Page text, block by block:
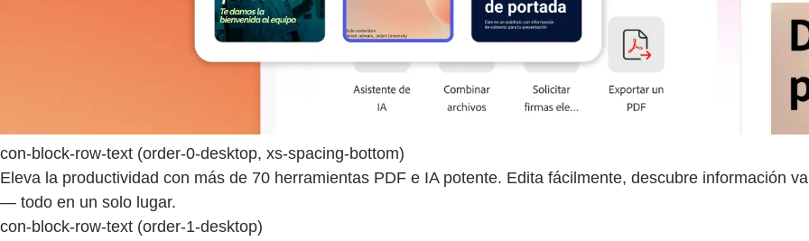
con-block-row-text (order-0-desktop, xs-spacing-bottom)
Eleva la productividad con más de 70 herramientas PDF e IA potente. Edita fácilmente, descubre información
— todo en un solo lugar.
con-block-row-text (order-1-desktop)